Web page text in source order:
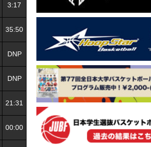
3:17
35:50
DNP
DNP
21:31
00:00